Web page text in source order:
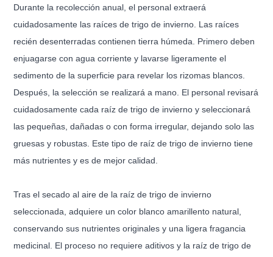
Durante la recolección anual, el personal extraerá
cuidadosamente las raíces de trigo de invierno. Las raíces
recién desenterradas contienen tierra húmeda. Primero deben
enjuagarse con agua corriente y lavarse ligeramente el
sedimento de la superficie para revelar los rizomas blancos.
Después, la selección se realizará a mano. El personal revisará
cuidadosamente cada raíz de trigo de invierno y seleccionará
las pequeñas, dañadas o con forma irregular, dejando solo las
gruesas y robustas. Este tipo de raíz de trigo de invierno tiene
más nutrientes y es de mejor calidad.
Tras el secado al aire de la raíz de trigo de invierno
seleccionada, adquiere un color blanco amarillento natural,
conservando sus nutrientes originales y una ligera fragancia
medicinal. El proceso no requiere aditivos y la raíz de trigo de